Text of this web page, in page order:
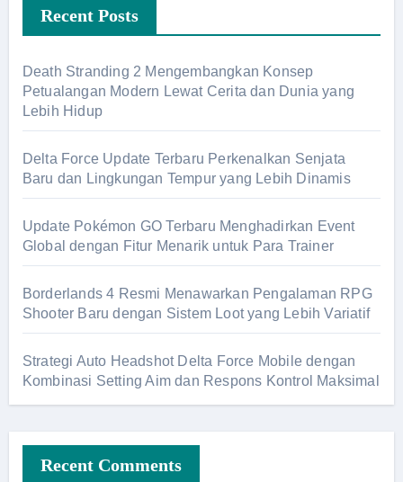
Recent Posts
Death Stranding 2 Mengembangkan Konsep
Petualangan Modern Lewat Cerita dan Dunia yang
Lebih Hidup
Delta Force Update Terbaru Perkenalkan Senjata
Baru dan Lingkungan Tempur yang Lebih Dinamis
Update Pokémon GO Terbaru Menghadirkan Event
Global dengan Fitur Menarik untuk Para Trainer
Borderlands 4 Resmi Menawarkan Pengalaman RPG
Shooter Baru dengan Sistem Loot yang Lebih Variatif
Strategi Auto Headshot Delta Force Mobile dengan
Kombinasi Setting Aim dan Respons Kontrol Maksimal
Recent Comments